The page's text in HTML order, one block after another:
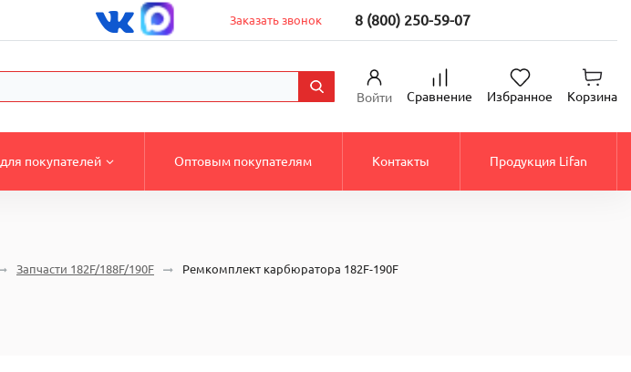
Заказать звонок 8 (800) 250-59-07
Войти Сравнение Избранное Корзина
покупателей Оптовым покупателям Контакты Продукция Lifan
Запчасти 182F/188F/190F Ремкомплект карбюратора 182F-190F